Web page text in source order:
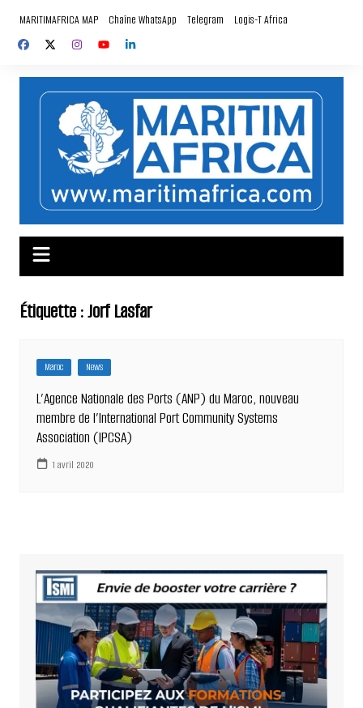
contenu
MARITIMAFRICA MAP Chaîne WhatsApp Telegram Logis-T Africa
Étiquette :Jorf Lasfar
Maroc News
L’Agence Nationale des Ports (ANP) du Maroc, nouveau
membre de l’International Port Community Systems
Association (IPCSA)
1 avril 2020